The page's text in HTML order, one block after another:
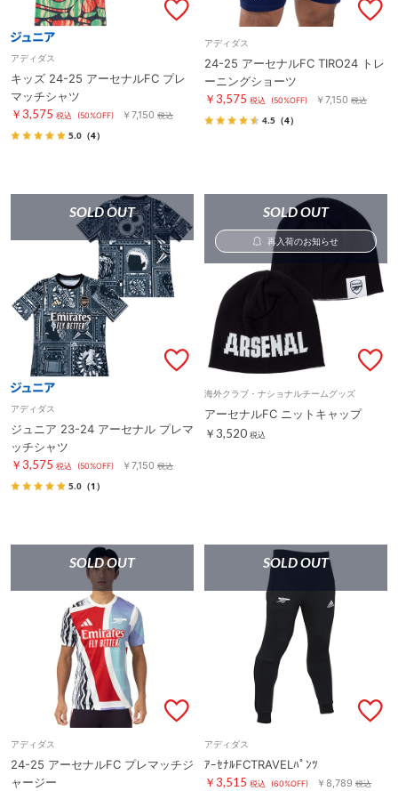
アディダス
キッズ 24-25 アーセナルFC プレ
マッチシャツ
￥3,575 税込 (50%OFF) ￥7,150 税込
5.0 （4）
アディダス
24-25 アーセナルFC TIRO24 トレ
ーニングショーツ
￥3,575 税込 (50%OFF) ￥7,150 税込
4.5 （4）
SOLD OUT
アディダス
ジュニア 23-24 アーセナル プレマ
ッチシャツ
￥3,575 税込 (50%OFF) ￥7,150 税込
5.0 （1）
SOLD OUT
再入荷のお知らせ
海外クラブ・ナショナルチームグッズ
アーセナルFC ニットキャップ
￥3,520 税込
SOLD OUT
アディダス
24-25 アーセナルFC プレマッチジ
ャージー
SOLD OUT
アディダス
ｱｰｾﾅﾙFCTRAVELﾊﾟﾝﾂ
￥3,515 税込 (60%OFF) ￥8,789 税込